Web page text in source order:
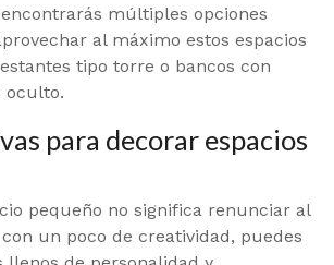
múltiples opciones
al máximo estos espacios
tipo torre o bancos con
oculto.
para decorar espacios
pequeño no significa renunciar al
un poco de creatividad, puedes